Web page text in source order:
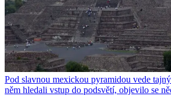
Pod slavnou mexickou pyramidou vede
něm hledali vstup do podsvětí, objevilo se